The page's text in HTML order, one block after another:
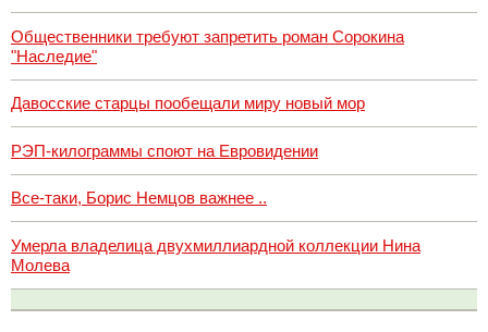
Общественники требуют запретить роман Сорокина
"Наследие"
Давосские старцы пообещали миру новый мор
РЭП-килограммы споют на Евровидении
Все-таки, Борис Немцов важнее ..
Умерла владелица двухмиллиардной коллекции Нина
Молева